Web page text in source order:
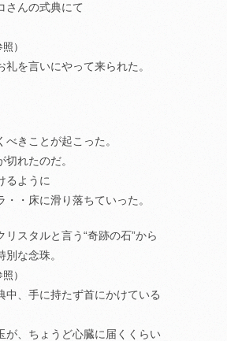
さんの式典にて
）
礼を言いにやって来られた。
べきことが起こった。
切れたのだ。
るように
・・床に滑り落ちていった。
リスタルと言う“奇跡の石”から
別な念珠。
）
中、手に持たず首にかけている
が、ちょうど心臓に届くくらい